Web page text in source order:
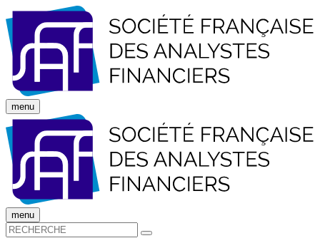
menu
menu